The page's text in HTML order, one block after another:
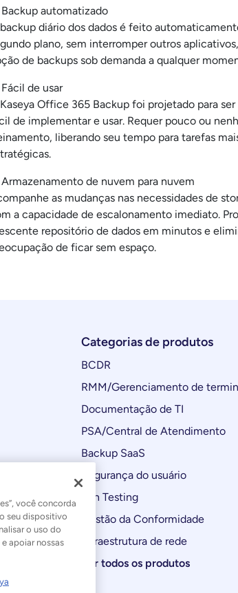
Backup automatizado
diário dos dados é feito
plano, sem interromper outros
de backups sob demanda a qualquer
Fácil de usar
Office 365 Backup foi projetado para ser
de implementar e usar. Requer pouco ou
liberando seu tempo para tarefas
Armazenamento de nuvem para nuvem
as mudanças nas necessidades de
a capacidade de escalonamento imediato.
repositório de dados em minutos e
de ficar sem espaço.
Categorias de produtos
BCDR
RMM/Gerenciamento de
Documentação de TI
PSA/Central de Atendimento
Backup SaaS
Segurança do usuário
Pen Testing
Gestão da Conformidade
Infraestrutura de rede
Ver todos os produtos
você concorda
seu dispositivo
o uso do
apoiar nossas